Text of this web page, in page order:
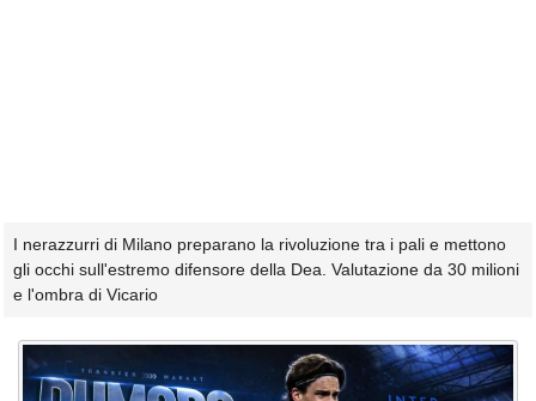
I nerazzurri di Milano preparano la rivoluzione tra i pali e mettono
gli occhi sull'estremo difensore della Dea. Valutazione da 30 milioni
e l'ombra di Vicario